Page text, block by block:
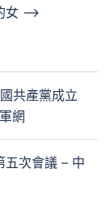
女 –>
共產黨成立
網
五次會議 – 中